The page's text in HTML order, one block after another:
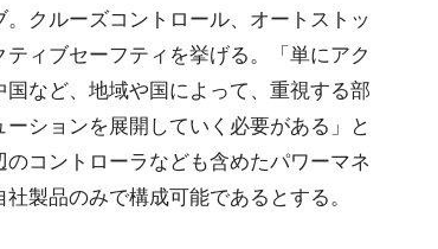
クルーズコントロール、オートストッ
ィブセーフティを挙げる。「単にアク
など、地域や国によって、重視する部
ションを展開していく必要がある」と
コントローラなども含めたパワーマネ
製品のみで構成可能であるとする。